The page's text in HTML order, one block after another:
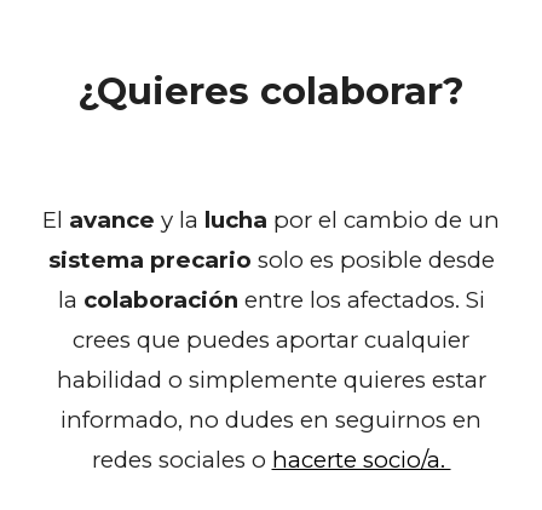
¿Quieres colaborar?
El avance y la lucha por el cambio de un
sistema precario solo es posible desde
la colaboración entre los afectados. Si
crees que puedes aportar cualquier
habilidad o simplemente quieres estar
informado, no dudes en seguirnos en
redes sociales o hacerte socio/a.